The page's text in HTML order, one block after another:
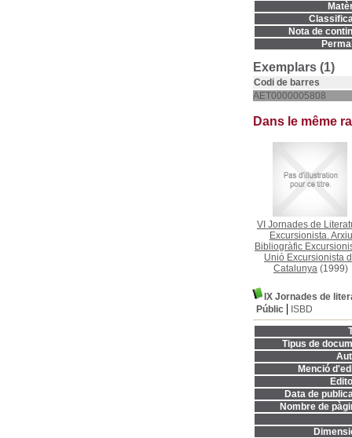
Nota de
Exemplars (1)
Codi de barres
AET0000005808
Dans le même
VI Jornades de
Excursionista. Arxiu
Bibliogràfic
Unió Excursionista
Catalunya (1999)
IX Jornades de
Públic
ISBD
Tipus de
Menció
Data de
Nombre de